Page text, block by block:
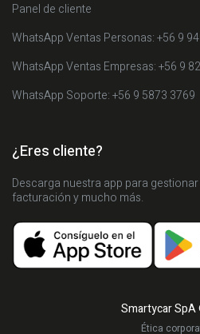
Panel de cliente
WhatsApp Ventas Personas: +56 9
WhatsApp Ventas Empresas: +56 9
WhatsApp Soporte: +56 9 5873 3769
¿Eres cliente?
Descarga nuestra app para
facturación y mucho más.
Smartycar
Ética